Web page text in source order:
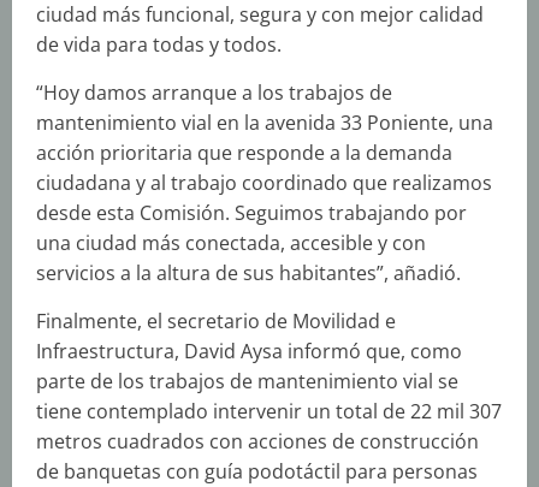
ciudad más funcional, segura y con mejor calidad
de vida para todas y todos.
“Hoy damos arranque a los trabajos de
mantenimiento vial en la avenida 33 Poniente, una
acción prioritaria que responde a la demanda
ciudadana y al trabajo coordinado que realizamos
desde esta Comisión. Seguimos trabajando por
una ciudad más conectada, accesible y con
servicios a la altura de sus habitantes”, añadió.
Finalmente, el secretario de Movilidad e
Infraestructura, David Aysa informó que, como
parte de los trabajos de mantenimiento vial se
tiene contemplado intervenir un total de 22 mil 307
metros cuadrados con acciones de construcción
de banquetas con guía podotáctil para personas